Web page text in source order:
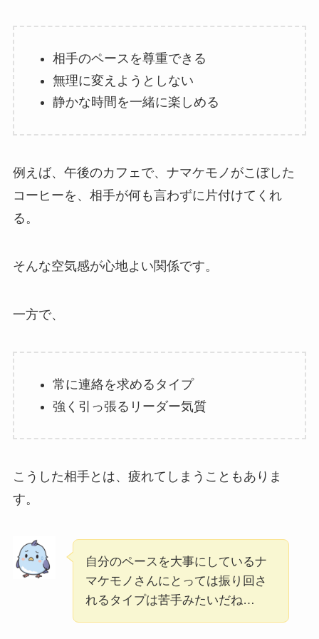
相手のペースを尊重できる
無理に変えようとしない
静かな時間を一緒に楽しめる
例えば、午後のカフェで、ナマケモノがこぼした
コーヒーを、相手が何も言わずに片付けてくれ
る。
そんな空気感が心地よい関係です。
一方で、
常に連絡を求めるタイプ
強く引っ張るリーダー気質
こうした相手とは、疲れてしまうこともありま
す。
自分のペースを大事にしているナ
マケモノさんにとっては振り回さ
れるタイプは苦手みたいだね…